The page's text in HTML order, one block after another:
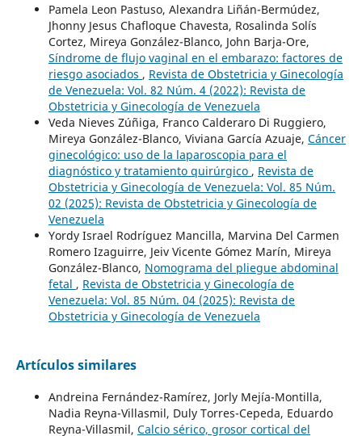
Pamela Leon Pastuso, Alexandra Liñán-Bermúdez,
Jhonny Jesus Chafloque Chavesta, Rosalinda Solís
Cortez, Mireya González-Blanco, John Barja-Ore,
Síndrome de flujo vaginal en el embarazo: factores de
riesgo asociados , Revista de Obstetricia y Ginecología
de Venezuela: Vol. 82 Núm. 4 (2022): Revista de
Obstetricia y Ginecología de Venezuela
Veda Nieves Zúñiga, Franco Calderaro Di Ruggiero,
Mireya González-Blanco, Viviana García Azuaje, Cáncer
ginecológico: uso de la laparoscopia para el
diagnóstico y tratamiento quirúrgico , Revista de
Obstetricia y Ginecología de Venezuela: Vol. 85 Núm.
02 (2025): Revista de Obstetricia y Ginecología de
Venezuela
Yordy Israel Rodríguez Mancilla, Marvina Del Carmen
Romero Izaguirre, Jeiv Vicente Gómez Marín, Mireya
González-Blanco, Nomograma del pliegue abdominal
fetal , Revista de Obstetricia y Ginecología de
Venezuela: Vol. 85 Núm. 04 (2025): Revista de
Obstetricia y Ginecología de Venezuela
Artículos similares
Andreina Fernández-Ramírez, Jorly Mejía-Montilla,
Nadia Reyna-Villasmil, Duly Torres-Cepeda, Eduardo
Reyna-Villasmil, Calcio sérico, grosor cortical del